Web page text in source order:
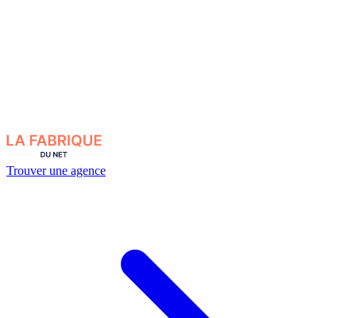
Trouver une agence